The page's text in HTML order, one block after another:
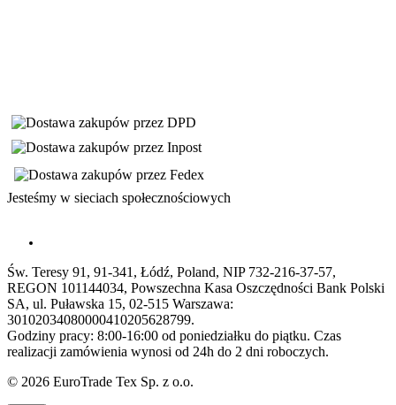
Jesteśmy w sieciach społecznościowych
Św. Teresy 91, 91-341, Łódź, Poland, NIP 732-216-37-57,
REGON 101144034, Powszechna Kasa Oszczędności Bank Polski
SA, ul. Puławska 15, 02-515 Warszawa:
30102034080000410205628799.
Godziny pracy: 8:00-16:00 od poniedziałku do piątku. Czas
realizacji zamówienia wynosi od 24h do 2 dni roboczych.
© 2026 EuroTrade Tex Sp. z o.o.